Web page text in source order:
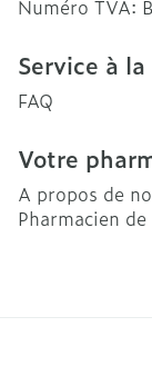
Numéro TVA:
Service à
FAQ
Votre
A propos de
Pharmacien